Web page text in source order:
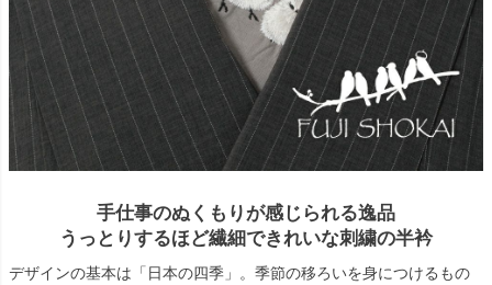
手仕事のぬくもりが感じられる逸品
うっとりするほど繊細できれいな刺繍の半衿
デザインの基本は「日本の四季」。季節の移ろいを身につけるもの